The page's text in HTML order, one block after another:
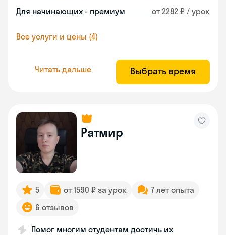
Для начинающих - премиум от 2282 ₽ / урок
Все услуги и цены (4)
Читать дальше Выбрать время
Ратмир
5 от 1590 ₽ за урок
7 лет опыта
6 отзывов
Помог многим студентам достичь их